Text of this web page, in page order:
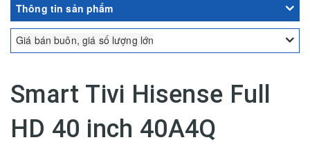
Thông tin sản phẩm
Giá bán buôn, giá số lượng lớn
Smart Tivi Hisense Full
HD 40 inch 40A4Q